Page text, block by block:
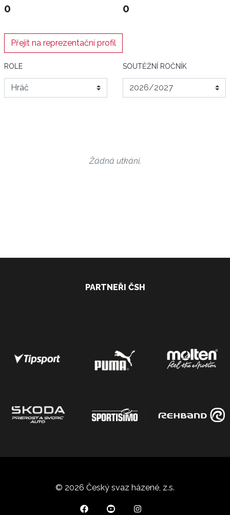
0 0
Přejít na reprezentační profil
ROLE SOUTĚŽNÍ ROČNÍK
Žádná utkání.
PARTNEŘI ČSH
© 2026 Český svaz házené, z.s.